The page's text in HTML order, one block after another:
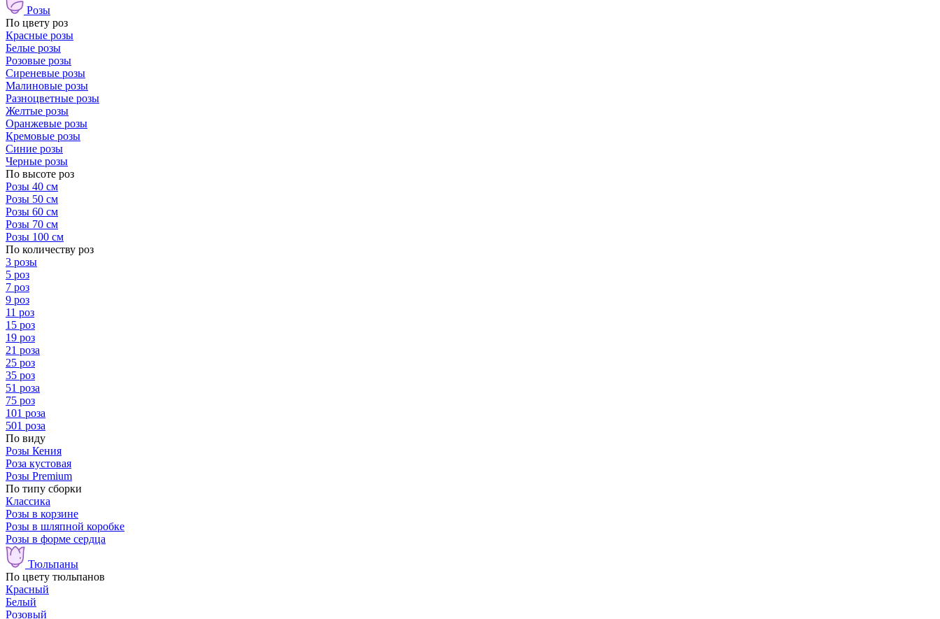
Розы
По цвету роз
Красные розы
Белые розы
Розовые розы
Сиреневые розы
Малиновые розы
Разноцветные розы
Желтые розы
Оранжевые розы
Кремовые розы
Синие розы
Черные розы
По высоте роз
Розы 40 см
Розы 50 см
Розы 60 см
Розы 70 см
Розы 100 см
По количеству роз
3 розы
5 роз
7 роз
9 роз
11 роз
15 роз
19 роз
21 роза
25 роз
35 роз
51 роза
75 роз
101 роза
501 роза
По виду
Розы Кения
Роза кустовая
Розы Premium
По типу сборки
Классика
Розы в корзине
Розы в шляпной коробке
Розы в форме сердца
Тюльпаны
По цвету тюльпанов
Красный
Белый
Розовый